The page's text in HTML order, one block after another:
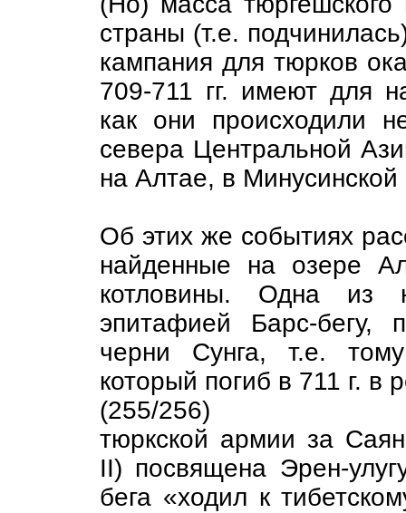
страны (т.е.
кампания для тюрков
709-711 гг. имеют для
как они происходили
севера Центральной
на Алтае, в
Об этих же событиях
найденные на озере
котловины. Одна из
эпитафией Барс-
черни Сунга, т.е.
который погиб в 711 г. в
(255/256)
тюркской армии за
II) посвящена Эрен-
бега «ходил к